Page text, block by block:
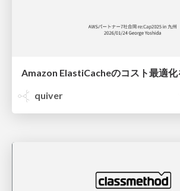
quiver